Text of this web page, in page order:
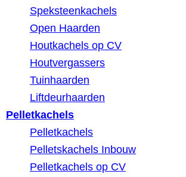
Speksteenkachels
Open Haarden
Houtkachels op CV
Houtvergassers
Tuinhaarden
Liftdeurhaarden
Pelletkachels
Pelletkachels
Pelletskachels Inbouw
Pelletkachels op CV